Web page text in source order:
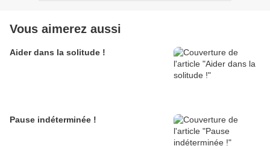
Vous aimerez aussi
Aider dans la solitude !
Pause indéterminée !